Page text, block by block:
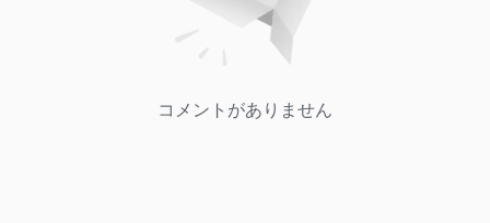
コメントがありません